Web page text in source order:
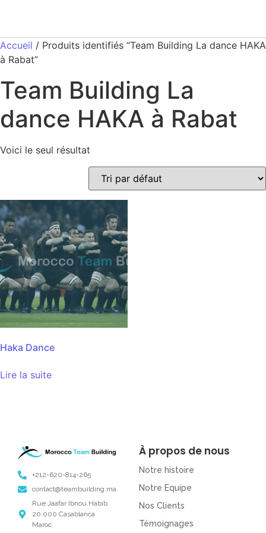
Accueil / Produits identifiés “Team Building La dance HAKA
à Rabat”
Team Building La
dance HAKA à Rabat
Voici le seul résultat
Haka Dance
Lire la suite
+212-620-814-265
contact@teambuilding.ma
Rue Jaafar Ibnou Habib
20 000 Casablanca
Maroc
À propos de nous
Notre histoire
Notre Equipe
Nos Clients
Témoignages